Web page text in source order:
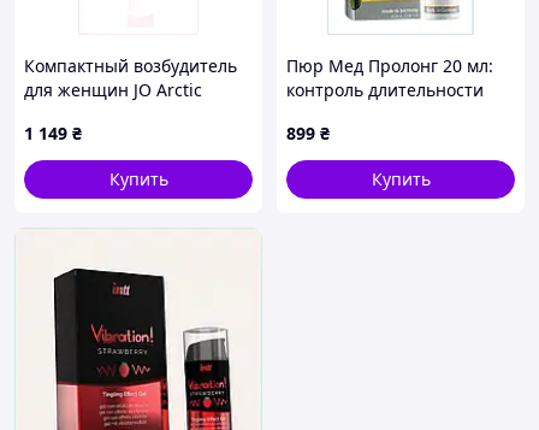
Компактный возбудитель
для женщин JO Arctic
1 149 ₴
Купить
Пюр Мед Пролонг 20 мл:
контроль длительности
899 ₴
Купить